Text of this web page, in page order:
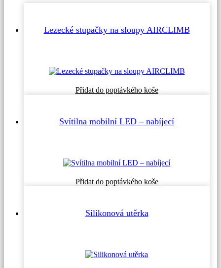
na
stránce
Lezecké stupačky na sloupy AIRCLIMB
Přidat do poptávkého koše
Svítilna mobilní LED – nabíjecí
Přidat do poptávkého koše
Silikonová utěrka